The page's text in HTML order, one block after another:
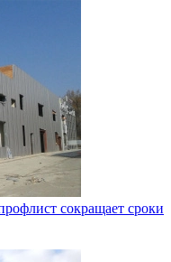
сокращает сроки